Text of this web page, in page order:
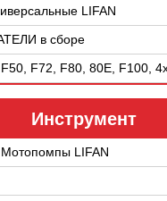
LIFAN
в сборе
F72, F80, 80E, F100,
Инструмент
LIFAN